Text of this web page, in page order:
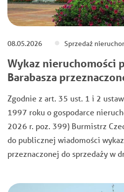
08.05.2026 Sprzedaż
Wykaz nieruchomości
Barabasza
Zgodnie z art. 35 ust. 1 i 2
1997 roku o gospodarce
2026 r. poz. 399) Burmistrz
do publicznej wiadomości
przeznaczonej do sprzedaży w